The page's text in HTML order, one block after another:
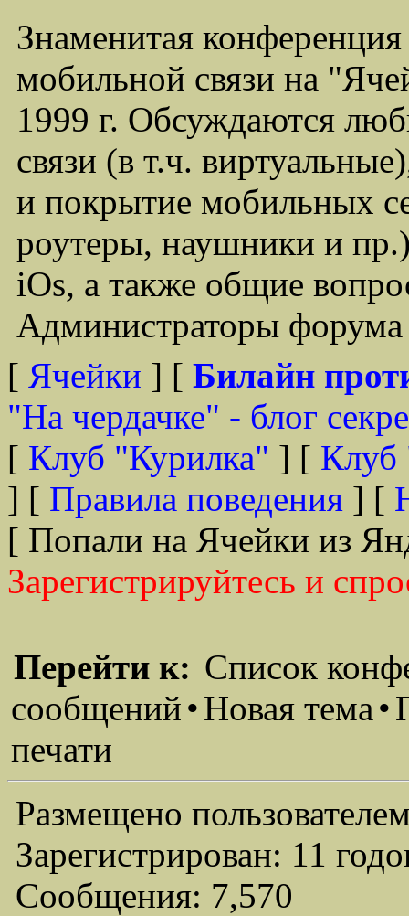
Знаменитая
мобильной связи на
1999 г. Обсуждаются
связи (в т.ч.
и покрытие мобильных
роутеры, наушники и
iOs, а также общие
Администраторы
[ Ячейки ] [ Билайн
"На чердачке" - блог
[ Клуб "Курилка" ] [ Клуб
] [ Правила поведения ] [
[ Попали на Ячейки из
Зарегистрируйтесь и
Перейти к: Список
сообщений•Новая тема•
печати
Размещено
Зарегистрирован: 11
Сообщения: 7,570